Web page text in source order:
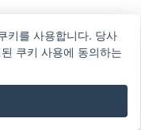
키를 사용합니다. 당사
쿠키 사용에 동의하는